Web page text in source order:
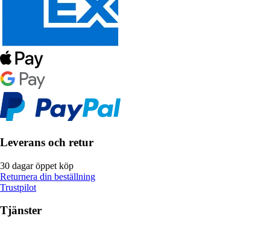
Leverans och retur
30 dagar öppet köp
Returnera din beställning
Trustpilot
Tjänster